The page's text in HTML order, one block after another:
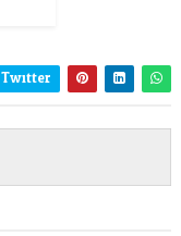
Twitter